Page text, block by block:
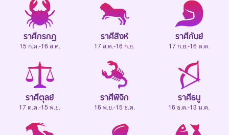
ราศีกรกฎ
15 ก.ค.-16 ส.ค.
ราศีสิงห์
17 ส.ค.-16 ก.ย.
ราศีกันย์
17 ก.ย.-16 ต.ค.
ราศีตุลย์
17 ต.ค.-15 พ.ย.
ราศีพิจิก
16 พ.ย.-15 ธ.ค.
ราศีธนู
16 ธ.ค.-13 ม.ค.